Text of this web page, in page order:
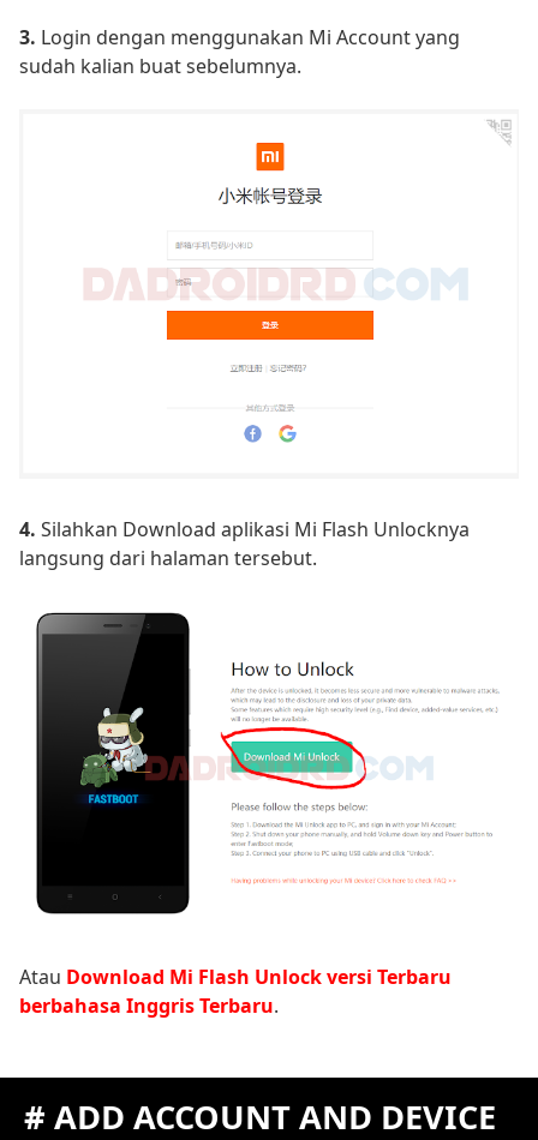
3. Login dengan menggunakan Mi Account yang
sudah kalian buat sebelumnya.
4. Silahkan Download aplikasi Mi Flash Unlocknya
langsung dari halaman tersebut.
Atau Download Mi Flash Unlock versi Terbaru
berbahasa Inggris Terbaru.
# ADD ACCOUNT AND DEVICE